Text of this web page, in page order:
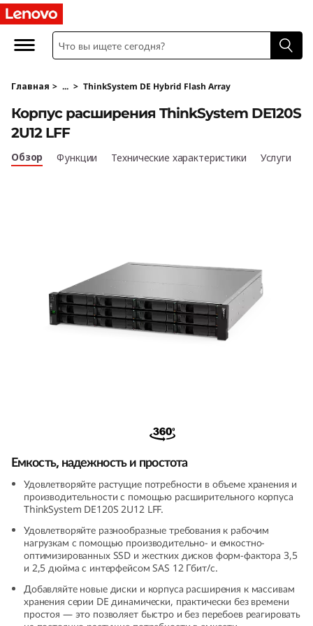
К
р
п
у
T
h
n
Главная > ... > ThinkSystem DE Hybrid Flash Array
Корпус расширения ThinkSystem DE120S
2U12 LFF
Обзор Функции Технические характеристики Услуги
Емкость, надежность и простота
Удовлетворяйте растущие потребности в объеме хранения и
производительности с помощью расширительного корпуса
ThinkSystem DE120S 2U12 LFF.
Удовлетворяйте разнообразные требования к рабочим
нагрузкам с помощью производительно- и емкостно-
оптимизированных SSD и жестких дисков форм-фактора 3,5
и 2,5 дюйма с интерфейсом SAS 12 Гбит/с.
Добавляйте новые диски и корпуса расширения к массивам
хранения серии DE динамически, практически без времени
простоя — это позволяет быстро и без перебоев реагировать